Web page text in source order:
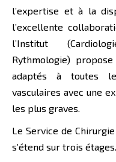
l’expertise et à la
l’excellente
l’Institut
Rythmologie)
adaptés à toutes
vasculaires avec une
les plus graves.
Le Service de
s’étend sur trois étages.